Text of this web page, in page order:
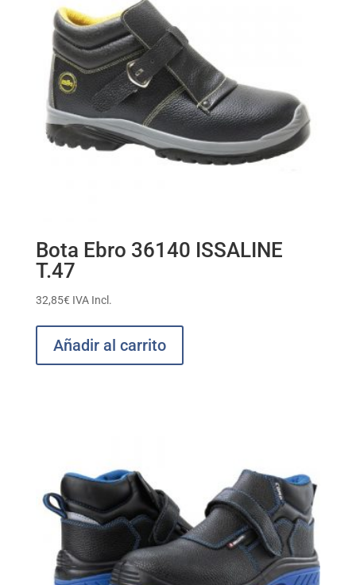
Bota Ebro 36140 ISSALINE
T.47
32,85€ IVA Incl.
Añadir al carrito